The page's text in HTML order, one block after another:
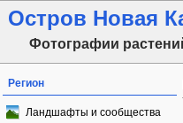
Остров Новая
Фотографии
Регион
Ландшафты и сообщества